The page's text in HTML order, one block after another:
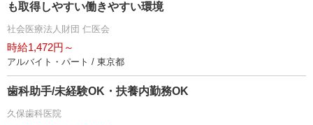
も取得しやすい働きやすい環境
社会医療法人財団 仁医会
時給1,472円～
アルバイト・パート / 東京都
歯科助手/未経験OK・扶養内勤務OK
久保歯科医院